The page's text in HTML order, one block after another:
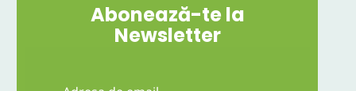
Abonează-te la
Newsletter